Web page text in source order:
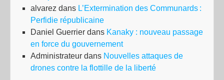
alvarez dans L’Extermination des Communards :
Perfidie républicaine
Daniel Guerrier dans Kanaky : nouveau passage
en force du gouvernement
Administrateur dans Nouvelles attaques de
drones contre la flottille de la liberté